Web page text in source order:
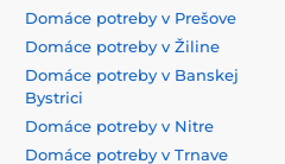
Domáce potreby v Prešove
Domáce potreby v Žiline
Domáce potreby v Banskej
Bystrici
Domáce potreby v Nitre
Domáce potreby v Trnave